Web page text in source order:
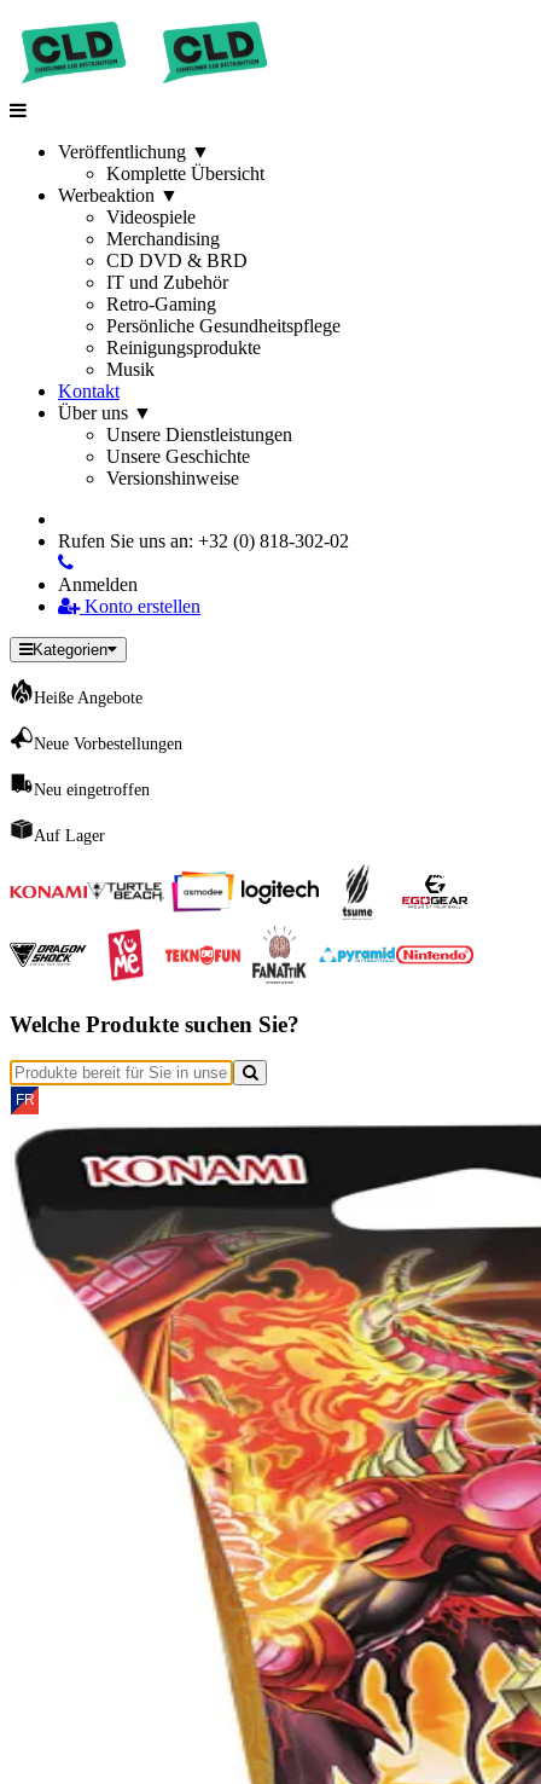
Veröffentlichung ▼
Komplette Übersicht
Werbeaktion ▼
Videospiele
Merchandising
CD DVD & BRD
IT und Zubehör
Retro-Gaming
Persönliche Gesundheitspflege
Reinigungsprodukte
Musik
Kontakt
Über uns ▼
Unsere Dienstleistungen
Unsere Geschichte
Versionshinweise
Rufen Sie uns an: +32 (0) 818-302-02
Anmelden
Konto erstellen
Kategorien
Heiße Angebote
Neue Vorbestellungen
Neu eingetroffen
Auf Lager
Welche Produkte suchen Sie?